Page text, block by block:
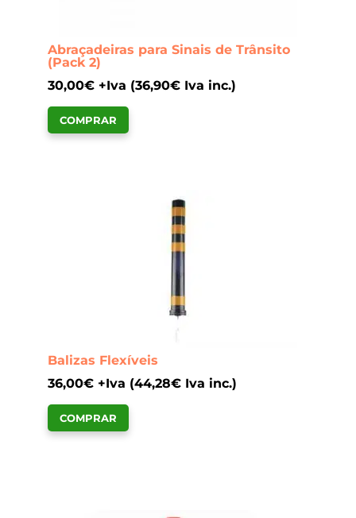
Abraçadeiras para Sinais de Trânsito
(Pack 2)
30,00€ +Iva (36,90€Iva inc.)
COMPRAR
Balizas Flexíveis
36,00€ +Iva (44,28€Iva inc.)
COMPRAR